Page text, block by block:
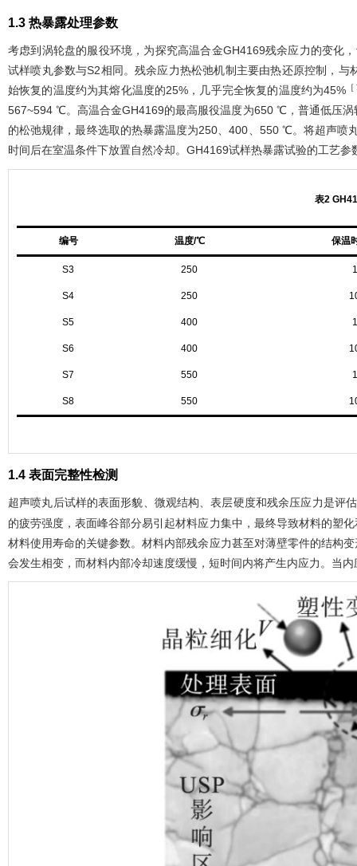
1.3 热暴露处理参数
考虑到涡轮盘的服役环境，为探究高温合金GH4169残余应力的变化
试样喷丸参数与S2相同。残余应力热松弛机制主要由热还原控制，
始恢复的温度约为其熔化温度的25%，几乎完全恢复的温度约为45% ［
567~594 ℃。高温合金GH4169的最高服役温度为650 ℃，普通低压
的松弛规律，最终选取的热暴露温度为250、400、550 ℃。将超声
时间后在室温条件下放置自然冷却。GH4169试样热暴露试验的工艺参
表2
编号 温度/℃ 保温
S3 250 1
S4 250
S5 400 1
S6 400
S7 550 1
S8 550
1.4 表面完整性检测
超声喷丸后试样的表面形貌、微观结构、表层硬度和残余压应力是评
的疲劳强度，表面峰谷部分易引起材料应力集中，最终导致材料的塑
材料使用寿命的关键参数。材料内部残余应力甚至对薄壁零件的结构
会发生相变，而材料内部冷却速度缓慢，短时间内将产生内应力。当